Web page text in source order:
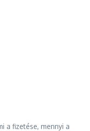
a fizetése, mennyi a